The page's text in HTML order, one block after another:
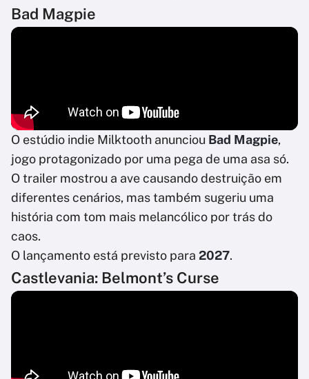
Bad Magpie
O estúdio indie Milktooth anunciou Bad Magpie,
jogo protagonizado por uma pega de uma asa só.
O trailer mostrou a ave causando destruição em
diferentes cenários, mas também sugeriu uma
história com tom mais melancólico por trás do
caos.
O lançamento está previsto para 2027.
Castlevania: Belmont’s Curse